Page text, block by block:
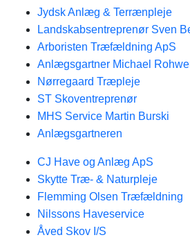
Jydsk Anlæg & Terrænpleje
Landskabsentreprenør Sven
Arboristen Træfældning ApS
Anlægsgartner Michael
Nørregaard Træpleje
ST Skoventreprenør
MHS Service Martin Burski
Anlægsgartneren
CJ Have og Anlæg ApS
Skytte Træ- & Naturpleje
Flemming Olsen Træfældning
Nilssons Haveservice
Åved Skov I/S